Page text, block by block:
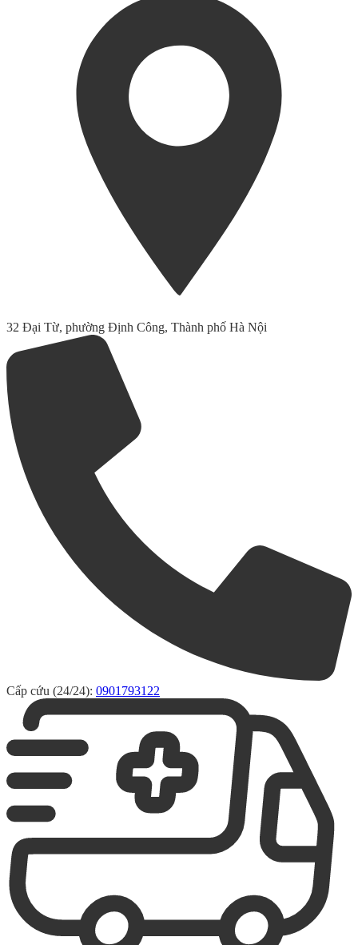
32 Đại Từ, phường Định Công, Thành phố Hà Nội
Cấp cứu (24/24): 0901793122